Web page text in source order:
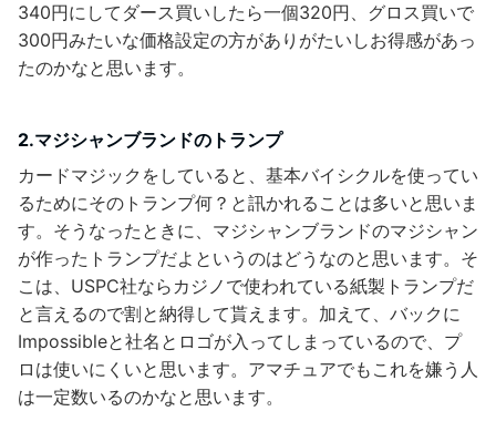
340円にしてダース買いしたら一個320円、グロス買いで
300円みたいな価格設定の方がありがたいしお得感があっ
たのかなと思います。
2.マジシャンブランドのトランプ
カードマジックをしていると、基本バイシクルを使ってい
るためにそのトランプ何？と訊かれることは多いと思いま
す。そうなったときに、マジシャンブランドのマジシャン
が作ったトランプだよというのはどうなのと思います。そ
こは、USPC社ならカジノで使われている紙製トランプだ
と言えるので割と納得して貰えます。加えて、バックに
Impossibleと社名とロゴが入ってしまっているので、プ
ロは使いにくいと思います。アマチュアでもこれを嫌う人
は一定数いるのかなと思います。